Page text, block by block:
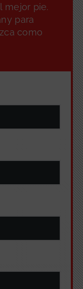
mejor pie.
para
como